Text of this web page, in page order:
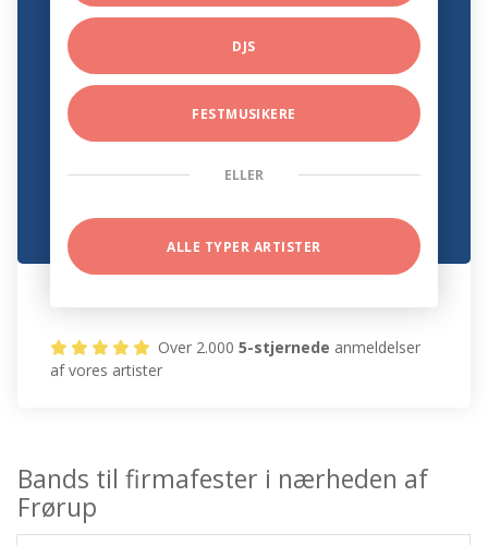
DJS
FESTMUSIKERE
ELLER
ALLE TYPER ARTISTER
Over 2.0005-stjernede anmeldelser
af vores artister
Bands til firmafester i nærheden af
Frørup